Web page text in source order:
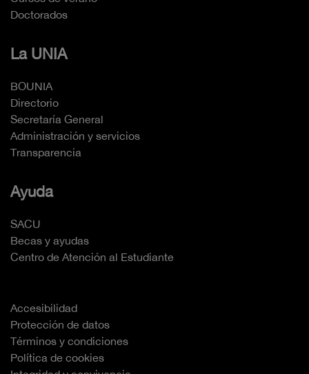
Doctorados
La UNIA
BOUNIA
Directorio
Secretaría General
Administración y servicios
Transparencia
Ayuda
SACU
Becas y ayudas
Centro de Atención al Estudiante
Accesibilidad
Protección de datos
Términos y condiciones
Política de cookies